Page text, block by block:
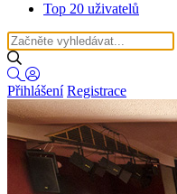
Top 20 uživatelů
Přihlášení Registrace